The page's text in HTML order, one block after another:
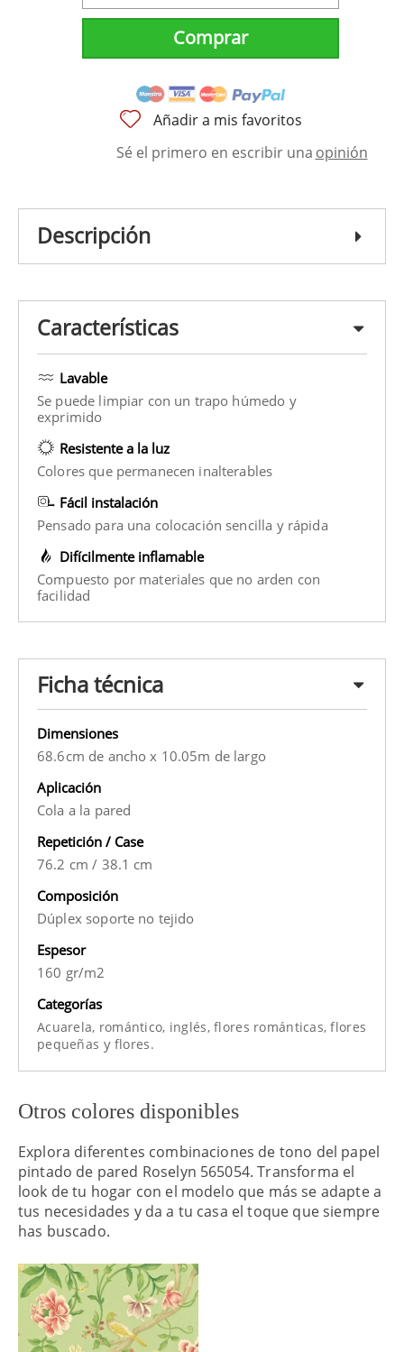
Comprar
Añadir a mis favoritos
Sé el primero en escribir una opinión
Descripción
Características
Lavable
Se puede limpiar con un trapo húmedo y
exprimido
Resistente a la luz
Colores que permanecen inalterables
Fácil instalación
Pensado para una colocación sencilla y rápida
Difícilmente inflamable
Compuesto por materiales que no arden con
facilidad
Ficha técnica
Dimensiones
68.6cm de ancho x 10.05m de largo
Aplicación
Cola a la pared
Repetición / Case
76.2 cm/ 38.1 cm
Composición
Dúplex soporte no tejido
Espesor
160 gr/m2
Categorías
Acuarela, romántico, inglés,flores románticas,flores
pequeñas y flores.
Otros colores disponibles
Explora diferentes combinaciones de tono del papel
pintado de pared Roselyn 565054. Transforma el
look de tu hogar con el modelo que más se adapte a
tus necesidades y da a tu casa el toque que siempre
has buscado.